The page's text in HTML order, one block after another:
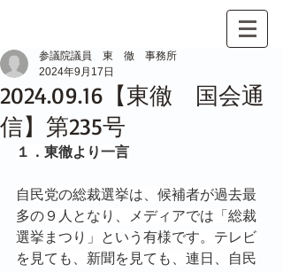
2024.09.16【東徹 国会通
信】第235号
参議院議員 東 徹 事務所
2024年9月17日
１．東徹より一言
自民党の総裁選挙は、候補者が過去最
多の９人となり、メディアでは「総裁
選挙まつり」という有様です。テレビ
を見ても、新聞を見ても、連日、自民